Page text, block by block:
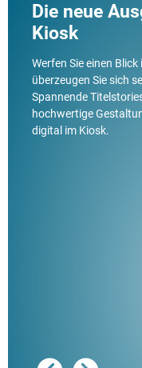
Die neue
Kiosk
Werfen Sie einen
überzeugen Sie sich
Spannende
hochwertige
digital im Kiosk.